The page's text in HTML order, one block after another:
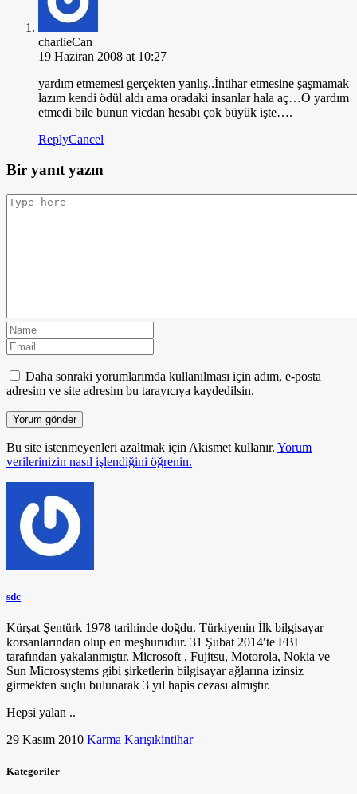
charlieCan
19 Haziran 2008 at 10:27
yardım etmemesi gerçekten yanlış..İntihar etmesine şaşmamak
lazım kendi ödül aldı ama oradaki insanlar hala aç…O yardım
etmedi bile bunun vicdan hesabı çok büyük işte….
ReplyCancel
Bir yanıt yazın
Daha sonraki yorumlarımda kullanılması için adım, e-posta
adresim ve site adresim bu tarayıcıya kaydedilsin.
Bu site istenmeyenleri azaltmak için Akismet kullanır. Yorum
verilerinizin nasıl işlendiğini öğrenin.
sdc
Kürşat Şentürk 1978 tarihinde doğdu. Türkiyenin İlk bilgisayar
korsanlarından olup en meşhurudur. 31 Şubat 2014′te FBI
tarafından yakalanmıştır. Microsoft , Fujitsu, Motorola, Nokia ve
Sun Microsystems gibi şirketlerin bilgisayar ağlarına izinsiz
girmekten suçlu bulunarak 3 yıl hapis cezası almıştır.
Hepsi yalan ..
29 Kasım 2010 Karma Karışıkintihar
Kategoriler